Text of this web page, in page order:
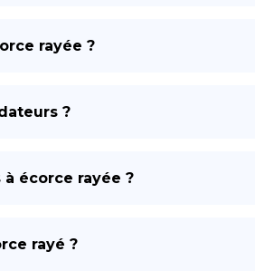
rayée ?
?
écorce rayée ?
rayé ?